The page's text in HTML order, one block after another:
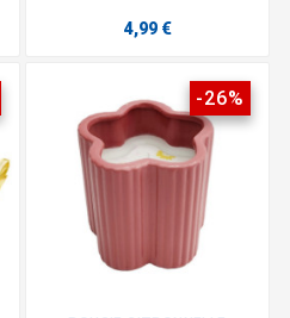
4,99 €
-26%